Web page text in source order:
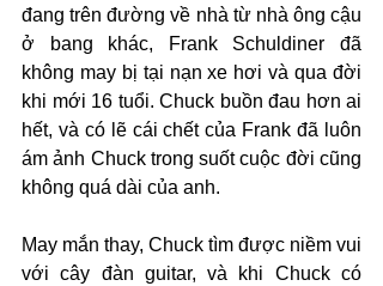
đang trên đường về nhà từ nhà ông cậu
ở bang khác, Frank Schuldiner đã
không may bị tại nạn xe hơi và qua đời
khi mới 16 tuổi. Chuck buồn đau hơn ai
hết, và có lẽ cái chết của Frank đã luôn
ám ảnh Chuck trong suốt cuộc đời cũng
không quá dài của anh.
May mắn thay, Chuck tìm được niềm vui
với cây đàn guitar, và khi Chuck có